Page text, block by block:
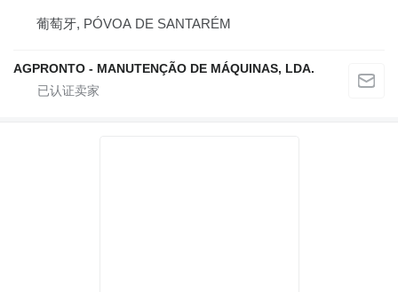
葡萄牙, PÓVOA DE SANTARÉM
AGPRONTO - MANUTENÇÃO DE MÁQUINAS, LDA.